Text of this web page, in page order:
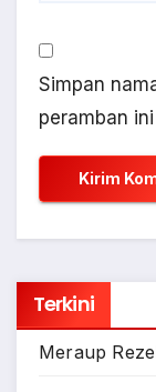
Simpan
peramban
Terkini
Meraup